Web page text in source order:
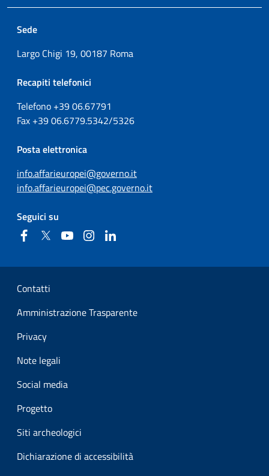
Sede
Largo Chigi 19, 00187 Roma
Recapiti telefonici
Telefono +3906.67791
Fax +3906.6779.5342/5326
Posta elettronica
info.affarieuropei@governo.it
info.affarieuropei@pec.governo.it
Seguici su
FacebookTwitter YouTubeInstagram
Sezione Link Utili
Contatti
Amministrazione Trasparente
Privacy
Note legali
Social media
Progetto
Siti archeologici
Dichiarazione di accessibilità